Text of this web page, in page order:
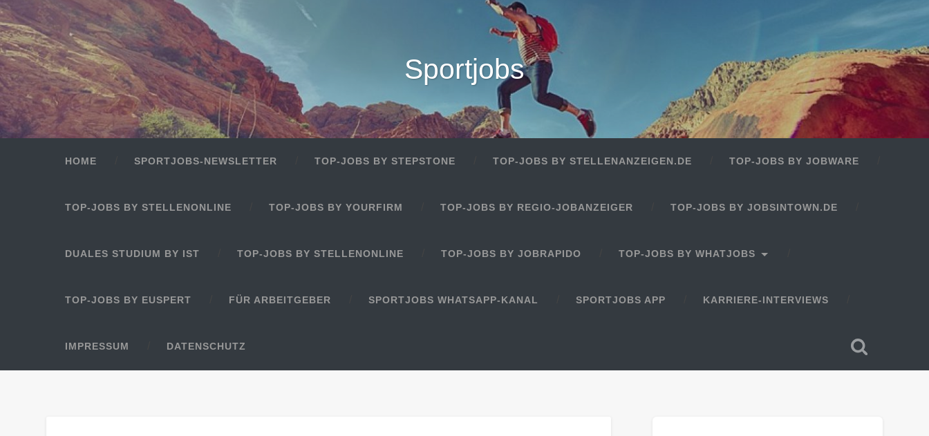
Sportjobs
HOME SPORTJOBS-NEWSLETTER TOP-JOBS BY STEPSTONE TOP-JOBS BY STELLENANZEIGEN.DE TOP-JOBS BY JOBWARE
TOP-JOBS BY STELLENONLINE TOP-JOBS BY YOURFIRM TOP-JOBS BY REGIO-JOBANZEIGER TOP-JOBS BY JOBSINTOWN.DE
DUALES STUDIUM BY IST TOP-JOBS BY STELLENONLINE TOP-JOBS BY JOBRAPIDO TOP-JOBS BY WHATJOBS
TOP-JOBS BY EUSPERT FÜR ARBEITGEBER SPORTJOBS WHATSAPP-KANAL SPORTJOBS APP KARRIERE-INTERVIEWS
IMPRESSUM DATENSCHUTZ